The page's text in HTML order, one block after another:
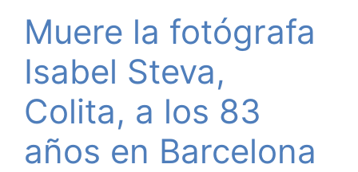
Muere la fotógrafa
Isabel Steva,
Colita, a los 83
años en Barcelona